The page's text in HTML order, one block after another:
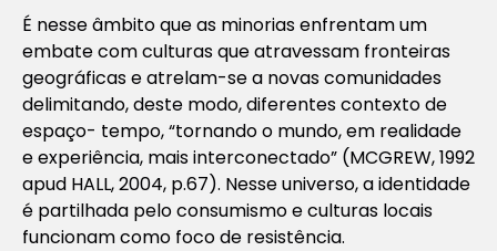
É nesse âmbito que as minorias enfrentam um
embate com culturas que atravessam fronteiras
geográficas e atrelam-se a novas comunidades
delimitando, deste modo, diferentes contexto de
espaço- tempo, “tornando o mundo, em realidade
e experiência, mais interconectado” (MCGREW, 1992
apud HALL, 2004, p.67). Nesse universo, a identidade
é partilhada pelo consumismo e culturas locais
funcionam como foco de resistência.